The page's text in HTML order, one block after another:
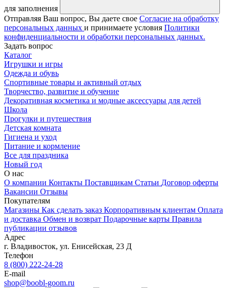
для заполнения
Отправляя Ваш вопрос, Вы даете свое Согласие на обработку
персональных данных и принимаете условия Политики
конфиденциальности и обработки персональных данных.
Задать вопрос
Каталог
Игрушки и игры
Одежда и обувь
Спортивные товары и активный отдых
Творчество, развитие и обучение
Декоративная косметика и модные аксессуары для детей
Школа
Прогулки и путешествия
Детская комната
Гигиена и уход
Питание и кормление
Все для праздника
Новый год
О нас
О компании Контакты Поставщикам Статьи Договор оферты
Вакансии Отзывы
Покупателям
Магазины Как сделать заказ Корпоративным клиентам Оплата
и доставка Обмен и возврат Подарочные карты Правила
публикации отзывов
Адрес
г. Владивосток, ул. Енисейская, 23 Д
Телефон
8 (800) 222-24-28
E-mail
shop@boobl-goom.ru